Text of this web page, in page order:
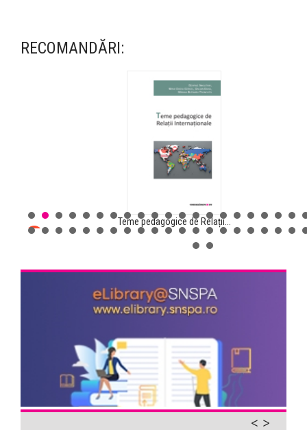
RECOMANDĂRI:
Teme pedagogice de Relații...
Comunicarea pentru sănătate...